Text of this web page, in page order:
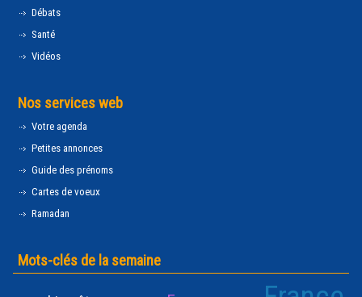
Débats
Santé
Vidéos
Nos services web
Votre agenda
Petites annonces
Guide des prénoms
Cartes de voeux
Ramadan
Mots-clés de la semaine